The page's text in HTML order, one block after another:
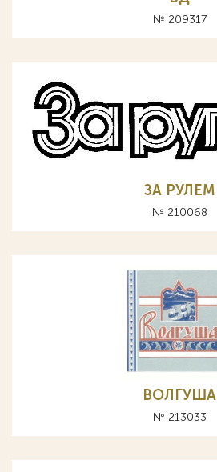
№ 209317
ЗА РУЛЕМ
№ 210068
ВОЛГУША
№ 213033